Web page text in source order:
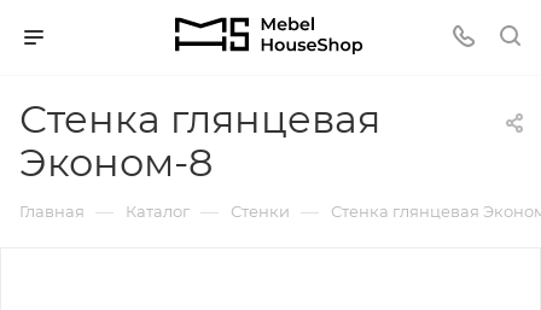
Стенка глянцевая
Эконом-8
Главная — Каталог — Стенки — Стенка глянцевая